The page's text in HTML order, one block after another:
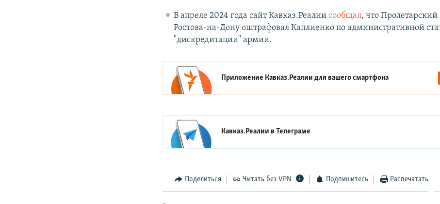
В апреле 2024 года сайт Кавказ.Реалии сообщал, что Пролетарский
Ростова-на-Дону оштрафовал Каплиенко по административной
"дискредитации" армии.
Приложение Кавказ.Реалии для вашего смартфона
Кавказ.Реалии вТелеграме
Поделиться Читать без VPN Подпишитесь Распечатать